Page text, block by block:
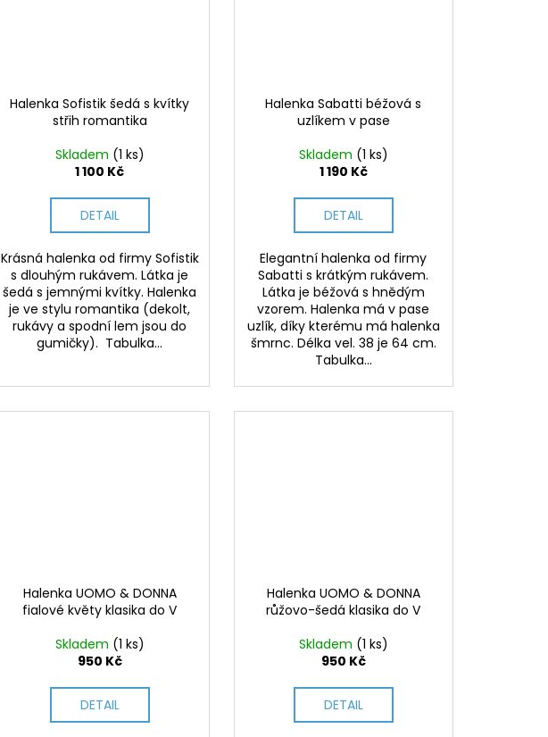
Halenka Sofistik šedá s kvítky
střih romantika
Skladem (1 ks)
1 100 Kč
DETAIL
Krásná halenka od firmy Sofistik
s dlouhým rukávem. Látka je
šedá s jemnými kvítky. Halenka
je ve stylu romantika (dekolt,
rukávy a spodní lem jsou do
gumičky). Tabulka...
Halenka Sabatti béžová s
uzlíkem v pase
Skladem (1 ks)
1 190 Kč
DETAIL
Elegantní halenka od firmy
Sabatti s krátkým rukávem.
Látka je béžová s hnědým
vzorem. Halenka má v pase
uzlík, díky kterému má halenka
šmrnc. Délka vel. 38 je 64 cm.
Tabulka...
Halenka UOMO & DONNA
fialové květy klasika do V
Skladem (1 ks)
950 Kč
DETAIL
Halenka UOMO & DONNA
růžovo-šedá klasika do V
Skladem (1 ks)
950 Kč
DETAIL